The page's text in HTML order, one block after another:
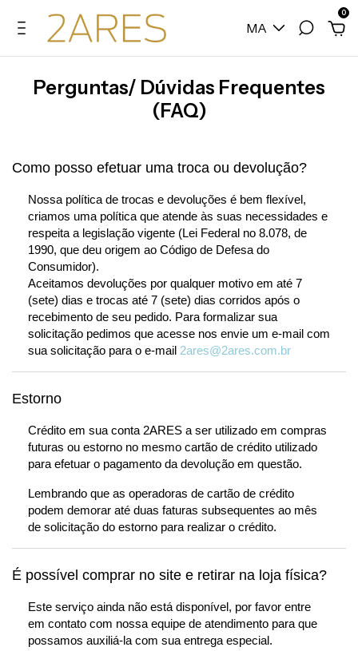
MA
0
Perguntas/ Dúvidas Frequentes
(FAQ)
Como posso efetuar uma troca ou devolução?
Nossa política de trocas e devoluções é bem flexível,
criamos uma política que atende às suas necessidades e
respeita a legislação vigente (Lei Federal no 8.078, de
1990, que deu origem ao Código de Defesa do
Consumidor).
Aceitamos devoluções por qualquer motivo em até 7
(sete) dias e trocas até 7 (sete) dias corridos após o
recebimento de seu pedido. Para formalizar sua
solicitação pedimos que acesse nos envie um e-mail com
sua solicitação para o e-mail 2ares@2ares.com.br
Estorno
Crédito em sua conta 2ARES a ser utilizado em compras
futuras ou estorno no mesmo cartão de crédito utilizado
para efetuar o pagamento da devolução em questão.
Lembrando que as operadoras de cartão de crédito
podem demorar até duas faturas subsequentes ao mês
de solicitação do estorno para realizar o crédito.
É possível comprar no site e retirar na loja física?
Este serviço ainda não está disponível, por favor entre
em contato com nossa equipe de atendimento para que
possamos auxiliá-la com sua entrega especial.